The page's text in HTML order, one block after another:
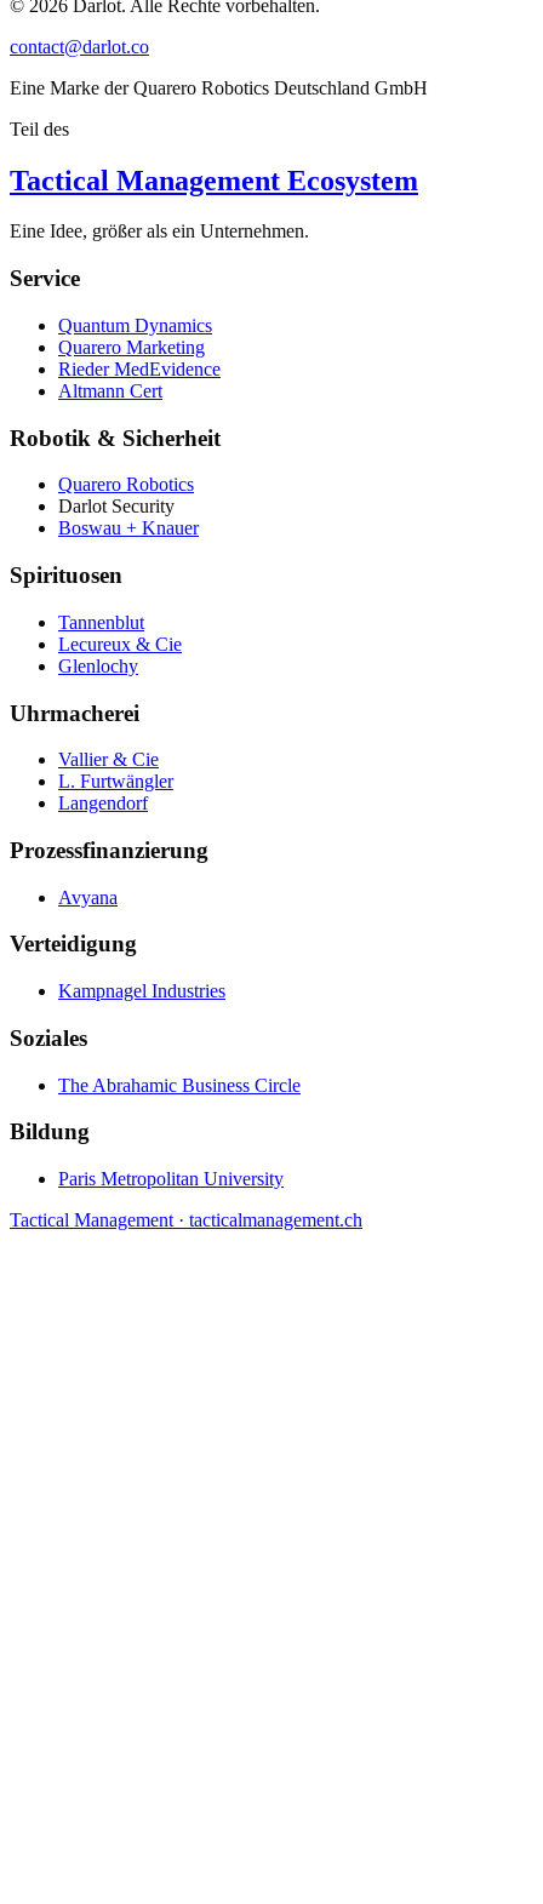
© 2026 Darlot. Alle Rechte vorbehalten.
contact@darlot.co
Eine Marke der Quarero Robotics Deutschland GmbH
Teil des
Tactical Management Ecosystem
Eine Idee, größer als ein Unternehmen.
Service
Quantum Dynamics
Quarero Marketing
Rieder MedEvidence
Altmann Cert
Robotik & Sicherheit
Quarero Robotics
Darlot Security
Boswau + Knauer
Spirituosen
Tannenblut
Lecureux & Cie
Glenlochy
Uhrmacherei
Vallier & Cie
L. Furtwängler
Langendorf
Prozessfinanzierung
Avyana
Verteidigung
Kampnagel Industries
Soziales
The Abrahamic Business Circle
Bildung
Paris Metropolitan University
Tactical Management · tacticalmanagement.ch